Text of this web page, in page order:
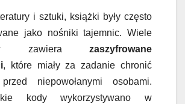
i sztuki, książki były często
jako nośniki tajemnic. Wiele
zawiera zaszyfrowane
, które miały za zadanie chronić
niepowołanymi osobami.
kody wykorzystywano w